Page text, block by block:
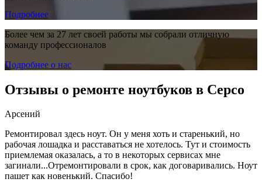
Подробнее
Более чем за 27 лет своей работы мы собрали отличную
команду профессионалов
Подробнее о нас
Отзывы о ремонте ноутбуков в Серсо
Арсений
Ремонтировал здесь ноут. Он у меня хоть и старенький, но
рабочая лошадка и расставаться не хотелось. Тут и стоимость
приемлемая оказалась, а то в некоторых сервисах мне
загинали...Отремонтировали в срок, как договаривались. Ноут
пашет как новенький. Спасибо!